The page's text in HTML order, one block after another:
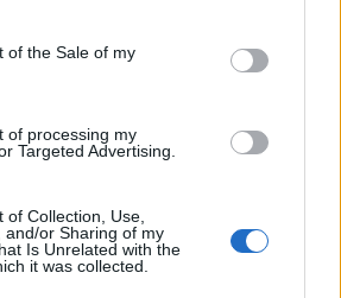
of the Sale of my
of processing my
Targeted Advertising.
of Collection, Use,
and/or Sharing of my
Is Unrelated with the
it was collected.
jalkapallokommentaattorin
Hollanti näkyy ilmaiseksi TV:stä –
ottelun
U21 EM-kisat 2025 – tässä
ja Suomen joukkue